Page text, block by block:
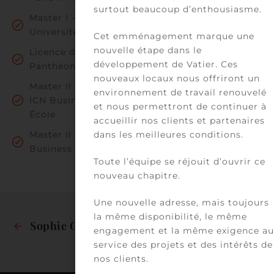
Master I – Droit public sanitaire et social,
Université Paris II Panthéon-Assas
Licence de droit public, Université Paris II
Panthéon-Assas
Master II – Luxury and Design Management,
ICN Business School – HEC Parcours Grande
École
Master II – Luxury and Design Marketing, ICN
Business School – HEC Parcours Grande École
Sophie Gabaron Athanase Richard
surtout beaucoup d’enthousiasme.
Cet emménagement marque une
nouvelle étape dans le
développement de Vatier. Ces
nouveaux locaux nous offriront un
environnement de travail renouvelé
et nous permettront de continuer à
accueillir nos clients et partenaires
dans les meilleures conditions.
Toute l’équipe se réjouit d’ouvrir ce
nouveau chapitre.
Une nouvelle adresse, mais toujours
la même disponibilité, le même
engagement et la même exigence au
service des projets et des intérêts de
nos clients.